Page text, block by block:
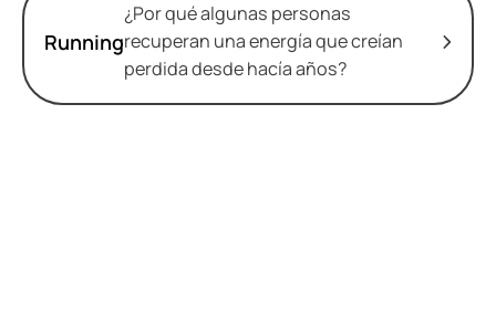
Running
¿Por qué algunas personas
recuperan una energía que creían
perdida desde hacía años?